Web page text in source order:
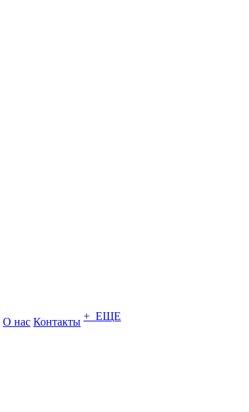
О нас Контакты + ЕЩЕ